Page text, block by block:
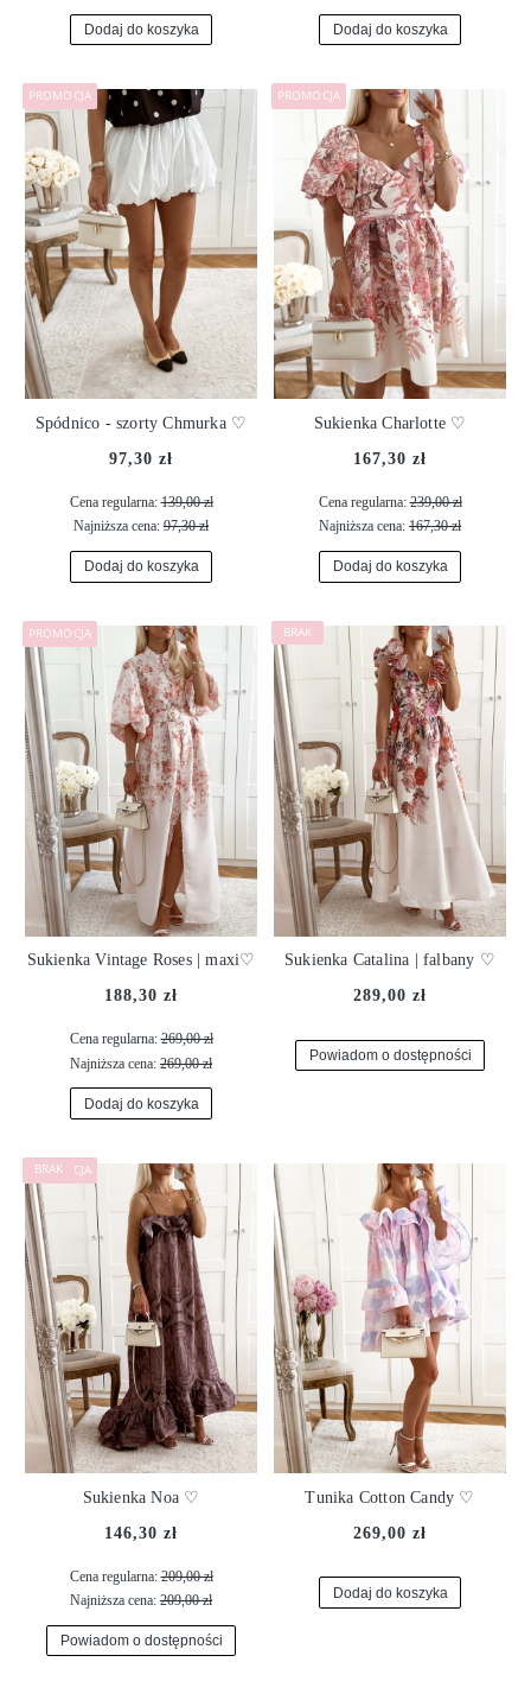
Dodaj do koszyka Dodaj do koszyka
Spódnico - szorty Chmurka ♡
97,30 zł
Cena regularna:139,00 zł
Najniższa cena: 97,30 zł
Dodaj do koszyka
PROMOCJA
Sukienka Charlotte ♡
167,30 zł
Cena regularna:239,00 zł
Najniższa cena: 167,30 zł
Dodaj do koszyka
PROMOCJA
Sukienka Vintage Roses | maxi♡
188,30 zł
Cena regularna:269,00 zł
Najniższa cena: 269,00 zł
Dodaj do koszyka
PROMOCJA
Sukienka Catalina | falbany ♡
289,00 zł
Powiadom o dostępności
Sukienka Noa ♡
146,30 zł
Cena regularna:209,00 zł
Najniższa cena: 209,00 zł
Powiadom o dostępności
PROMOCJA
Tunika Cotton Candy ♡
269,00 zł
Dodaj do koszyka